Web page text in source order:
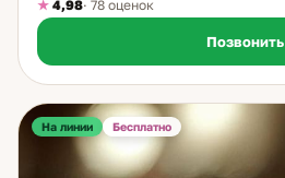
4,98· 78 оценок
Позвонить
На линии Бесплатно